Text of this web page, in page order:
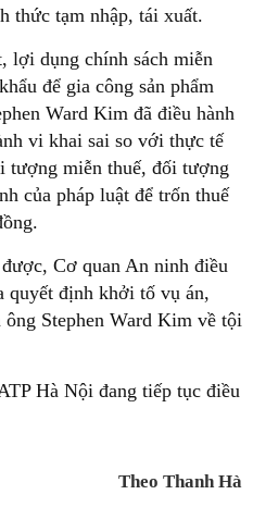
thức tạm nhập, tái xuất.
lợi dụng chính sách miễn
để gia công sản phẩm
Ward Kim đã điều hành
vi khai sai so với thực tế
tượng miễn thuế, đối tượng
của pháp luật để trốn thuế
Cơ quan An ninh điều
quyết định khởi tố vụ án,
Stephen Ward Kim về tội
Hà Nội đang tiếp tục điều
Theo Thanh Hà